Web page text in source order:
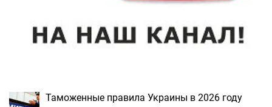
Таможенные правила Украины в 2026 году